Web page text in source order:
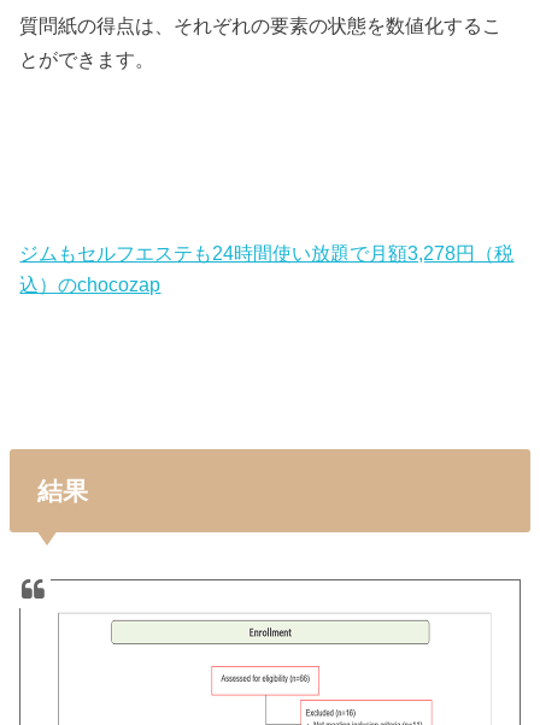
質問紙の得点は、それぞれの要素の状態を数値化するこ
とができます。
ジムもセルフエステも24時間使い放題で月額3,278円（税
込）のchocozap
結果